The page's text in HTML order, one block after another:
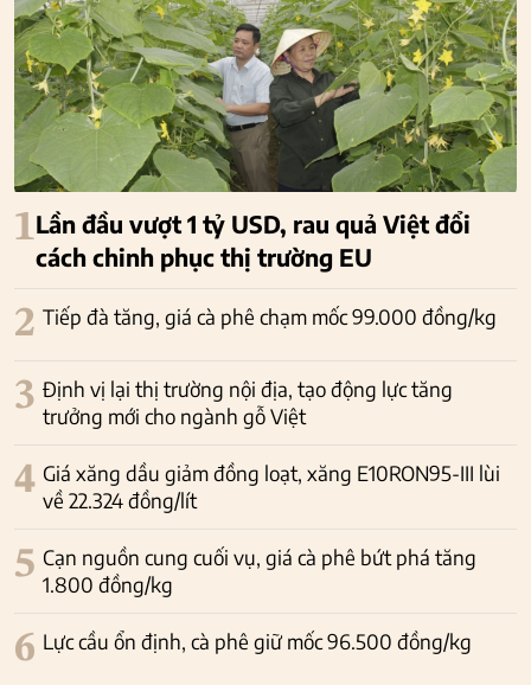
1Lần đầu vượt 1 tỷ USD, rau quả Việt đổi
cách chinh phục thị trường EU
2 Tiếp đà tăng, giá cà phê chạm mốc 99.000 đồng/kg
3 Định vị lại thị trường nội địa, tạo động lực tăng
trưởng mới cho ngành gỗ Việt
4 Giá xăng dầu giảm đồng loạt, xăng E10RON95-III lùi
về 22.324 đồng/lít
5 Cạn nguồn cung cuối vụ, giá cà phê bứt phá tăng
1.800 đồng/kg
6 Lực cầu ổn định, cà phê giữ mốc 96.500 đồng/kg